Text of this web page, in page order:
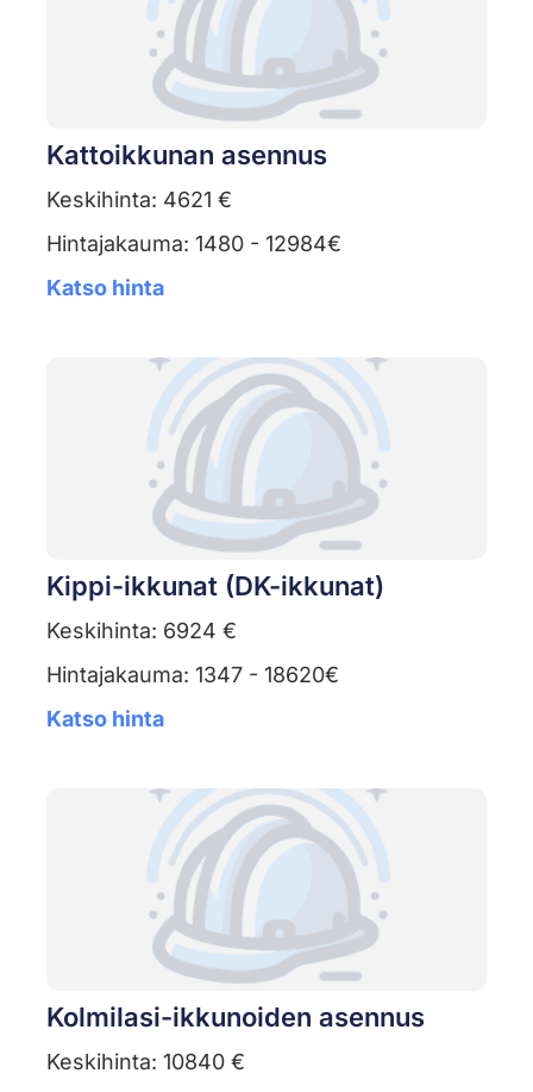
Kattoikkunan asennus
Keskihinta: 4621 €
Hintajakauma: 1480 - 12984€
Katso hinta
Kippi-ikkunat (DK-ikkunat)
Keskihinta: 6924 €
Hintajakauma: 1347 - 18620€
Katso hinta
Kolmilasi-ikkunoiden asennus
Keskihinta: 10840 €